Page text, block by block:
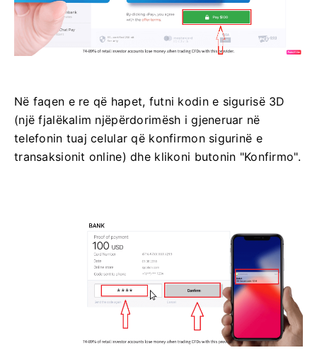
Në faqen e re që hapet, futni kodin e sigurisë 3D
(një fjalëkalim njëpërdorimësh i gjeneruar në
telefonin tuaj celular që konfirmon sigurinë e
transaksionit online) dhe klikoni butonin "Konfirmo".